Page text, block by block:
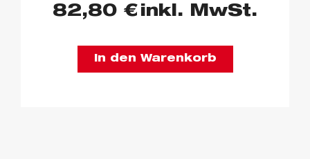
82,80 € inkl. MwSt.
In den Warenkorb